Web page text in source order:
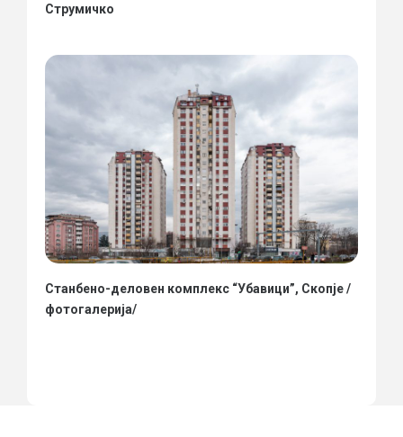
Струмичко
Станбено-деловен комплекс “Убавици”, Скопје /
фотогалерија/